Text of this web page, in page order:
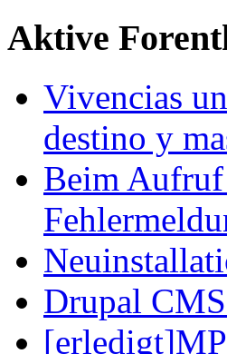
Aktive
Vivencias
destino y
Beim
Drupal